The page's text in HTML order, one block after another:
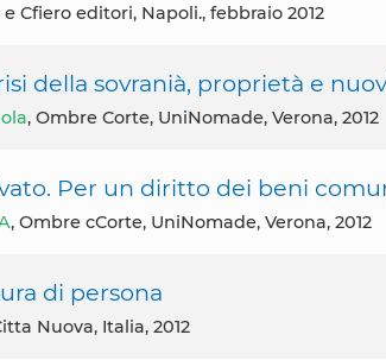
Cfiero editori, Napoli., febbraio 2012
della sovranià, proprietà e
, Ombre Corte, UniNomade, Verona, 2012
Per un diritto dei beni
, Ombre cCorte, UniNomade, Verona, 2012
di persona
Nuova, Italia, 2012